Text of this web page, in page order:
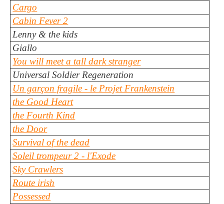
Cargo
Cabin Fever 2
Lenny & the kids
Giallo
You will meet a tall dark stranger
Universal Soldier Regeneration
Un garçon fragile - le Projet Frankenstein
the Good Heart
the Fourth Kind
the Door
Survival of the dead
Soleil trompeur 2 - l'Exode
Sky Crawlers
Route irish
Possessed